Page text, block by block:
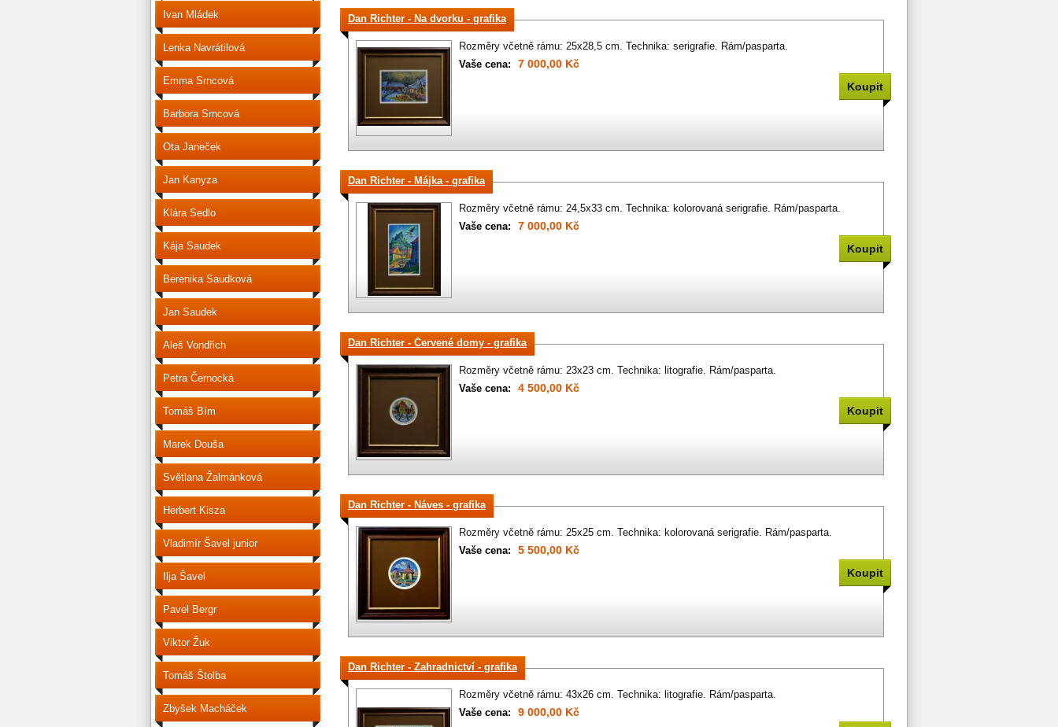
Dan Richter - Na dvorku - grafika
Rozměry včetně rámu: 25x28,5 cm. Technika: serigrafie. Rám/pasparta.
Vaše cena:
7 000,00 Kč
Dan Richter - Májka - grafika
Rozměry včetně rámu: 24,5x33 cm. Technika: kolorovaná serigrafie. Rám/pasparta.
Vaše cena:
7 000,00 Kč
Dan Richter - Červené domy - grafika
Rozměry včetně rámu: 23x23 cm. Technika: litografie. Rám/pasparta.
Vaše cena:
4 500,00 Kč
Dan Richter - Náves - grafika
Rozměry včetně rámu: 25x25 cm. Technika: kolorovaná serigrafie. Rám/pasparta.
Vaše cena:
5 500,00 Kč
Dan Richter - Zahradnictví - grafika
Rozměry včetně rámu: 43x26 cm. Technika: litografie. Rám/pasparta.
Vaše cena:
9 000,00 Kč
Ivan Mládek
Lenka Navrátilová
Emma Srncová
Barbora Srncová
Ota Janeček
Jan Kanyza
Klára Sedlo
Kája Saudek
Berenika Saudková
Jan Saudek
Aleš Vondřich
Petra Černocká
Tomáš Bím
Marek Douša
Světlana Žalmánková
Herbert Kisza
Vladimír Šavel junior
Ilja Šavel
Pavel Bergr
Viktor Žuk
Tomáš Štolba
Zbyšek Macháček